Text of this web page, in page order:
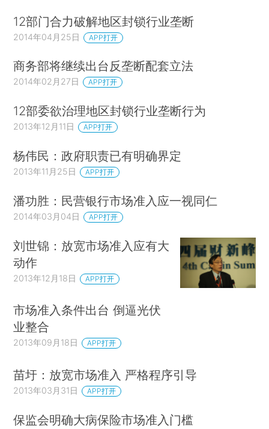
12部门合力破解地区封锁行业垄断
2014年04月25日 APP打开
商务部将继续出台反垄断配套立法
2014年02月27日 APP打开
12部委欲治理地区封锁行业垄断行为
2013年12月11日 APP打开
杨伟民：政府职责已有明确界定
2013年11月25日 APP打开
潘功胜：民营银行市场准入应一视同仁
2014年03月04日 APP打开
刘世锦：放宽市场准入应有大
动作
2013年12月18日 APP打开
市场准入条件出台 倒逼光伏
业整合
2013年09月18日 APP打开
苗圩：放宽市场准入 严格程序引导
2013年03月31日 APP打开
保监会明确大病保险市场准入门槛